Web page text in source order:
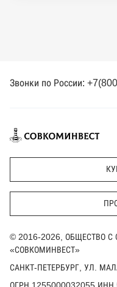
Звонки по России:
© 2016-2026, ОБЩЕСТВО С
«СОВКОМИНВЕСТ»
САНКТ-ПЕТЕРБУРГ, УЛ.